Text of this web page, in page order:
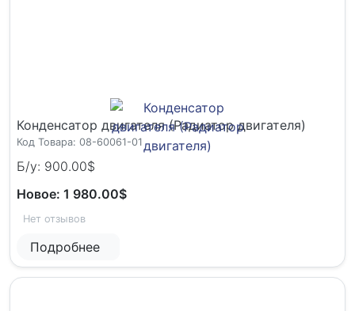
Конденсатор двигателя (Радиатор двигателя)
Код Товара: 08-60061-01
Б/у: 900.00$
Новое: 1 980.00$
Нет отзывов
Подробнее